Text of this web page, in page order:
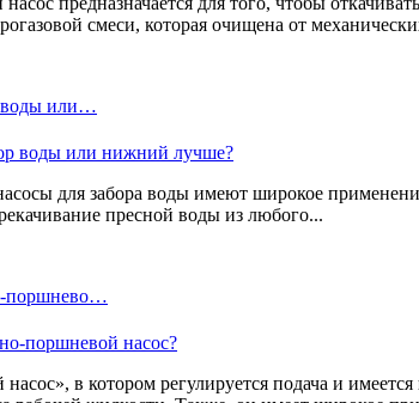
смеси, которая очищена от
воды или…
для забора воды имеют широкое
пресной воды из любого...
поршнево…
в котором регулируется подача и